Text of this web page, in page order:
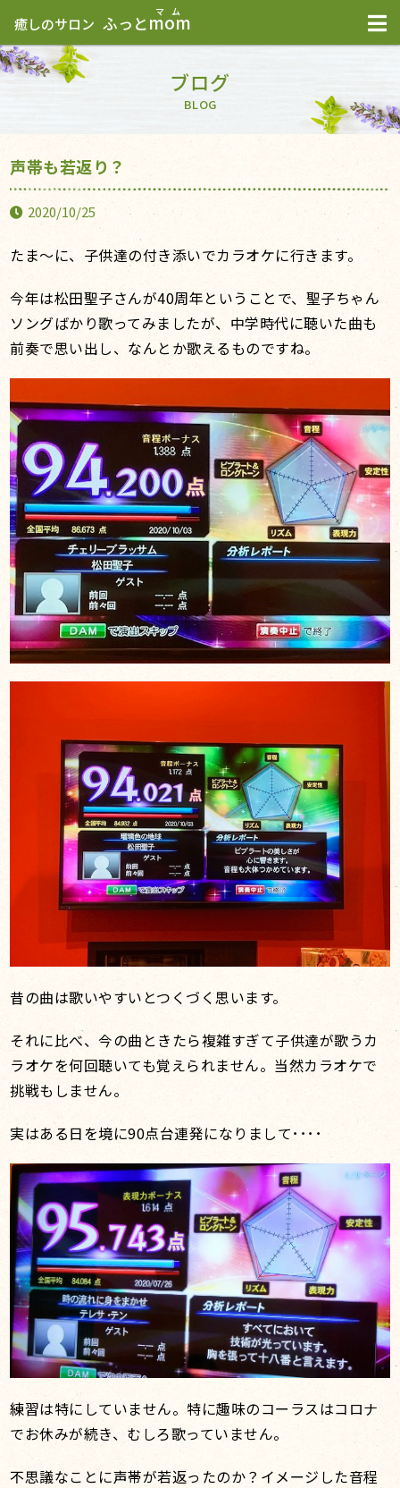
癒しのサロン ふっとmom
ブログ
BLOG
声帯も若返り？
2020/10/25
たま～に、子供達の付き添いでカラオケに行きます。
今年は松田聖子さんが40周年ということで、聖子ちゃん
ソングばかり歌ってみましたが、中学時代に聴いた曲も
前奏で思い出し、なんとか歌えるものですね。
昔の曲は歌いやすいとつくづく思います。
それに比べ、今の曲ときたら複雑すぎて子供達が歌うカ
ラオケを何回聴いても覚えられません。当然カラオケで
挑戦もしません。
実はある日を境に90点台連発になりまして････
練習は特にしていません。特に趣味のコーラスはコロナ
でお休みが続き、むしろ歌っていません。
不思議なことに声帯が若返ったのか？イメージした音程